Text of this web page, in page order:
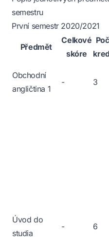
semestru
První semestr 2020/2021
Předmět
Celkové
skóre
Obchodní
angličtina 1
- 3
Úvod do
studia
- 6